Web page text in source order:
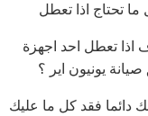
ما تحتاج اذا تعطل
اذا تعطل احد اجهزة
يونيون اير ؟
دائما فقد كل ما عليك